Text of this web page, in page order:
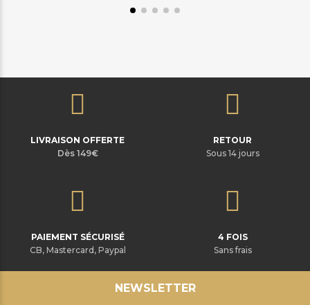
LIVRAISON OFFERTE
Dès 149€
RETOUR
Sous 14 jours
PAIEMENT SÉCURISÉ
CB, Mastercard, Paypal
4 FOIS
Sans frais
NEWSLETTER